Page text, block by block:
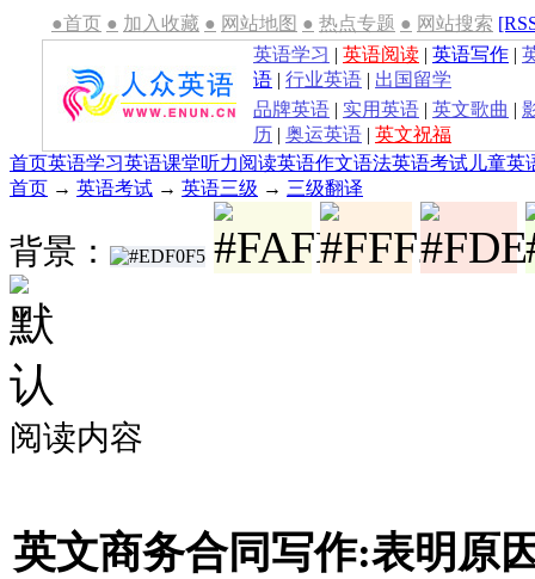
●首页 ● 加入收藏 ● 网站地图 ● 热点专题 ● 网站搜索
英语学习 | 英语阅读 | 英语写作 |
语 | 行业英语 | 出国留学
品牌英语 | 实用英语 | 英文歌曲 |
历 | 奥运英语 | 英文祝福
首页英语学习英语课堂听力阅读英语作文语法英语考试 儿童英
首页 → 英语考试 → 英语三级 → 三级翻译
背景：
阅读内容
英文商务合同写作:表明原